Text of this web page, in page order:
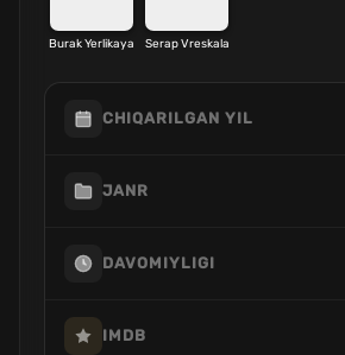
Burak Yerlikaya Serap Vreskala
CHIQARILGAN YIL
JANR
DAVOMIYLIGI
IMDB